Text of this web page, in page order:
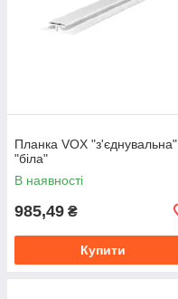
Планка VOX "з'єднувальна"
"біла"
В наявності
985,49 ₴
Купити